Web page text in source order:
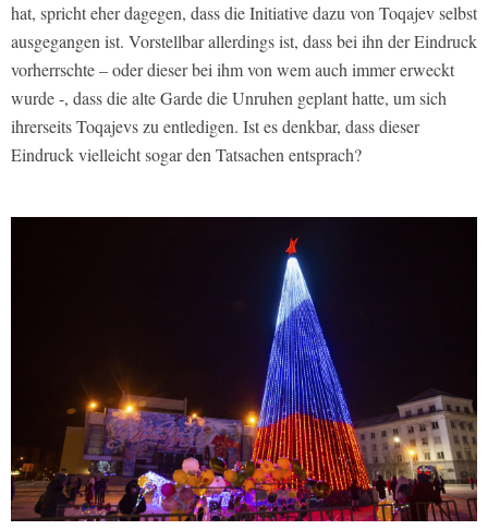
hat, spricht eher dagegen, dass die Initiative dazu von Toqajev selbst
ausgegangen ist. Vorstellbar allerdings ist, dass bei ihn der Eindruck
vorherrschte – oder dieser bei ihm von wem auch immer erweckt
wurde -, dass die alte Garde die Unruhen geplant hatte, um sich
ihrerseits Toqajevs zu entledigen. Ist es denkbar, dass dieser
Eindruck vielleicht sogar den Tatsachen entsprach?